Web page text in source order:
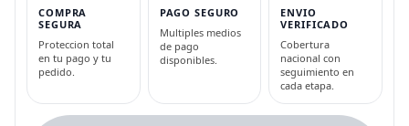
COMPRA
SEGURA
Proteccion total
en tu pago y tu
pedido.
PAGO SEGURO
Multiples medios
de pago
disponibles.
ENVIO
VERIFICADO
Cobertura
nacional con
seguimiento en
cada etapa.